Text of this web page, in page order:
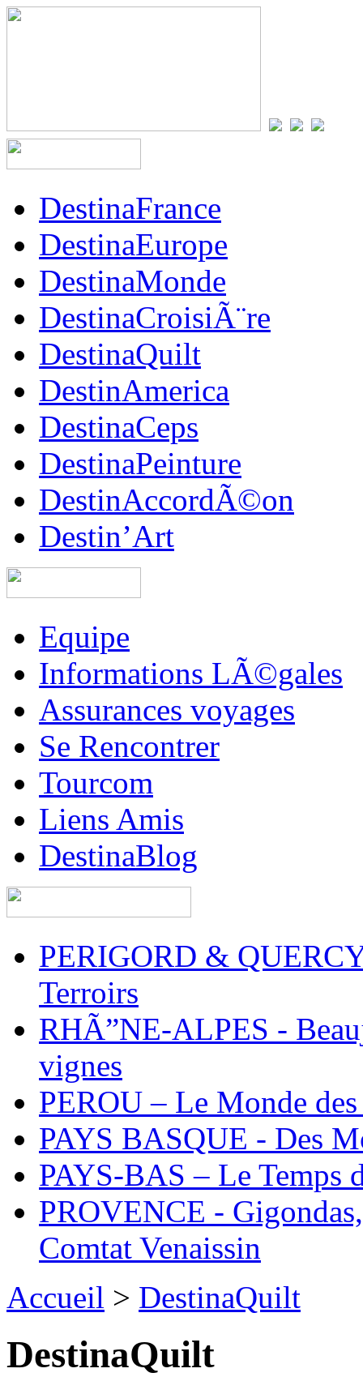
DestinaFrance
DestinaEurope
DestinaMonde
DestinaCroisiÃ¨re
DestinaQuilt
DestinAmerica
DestinaCeps
DestinaPeinture
DestinAccordÃ©on
Destin’Art
Equipe
Informations LÃ©gales
Assurances voyages
Se Rencontrer
Tourcom
Liens Amis
DestinaBlog
PERIGORD &
Terroirs
RHÃ”NE-ALPES -
vignes
PEROU – Le Monde
PAYS BASQUE - Des
PAYS-BAS – Le Temps
PROVENCE -
Comtat Venaissin
Accueil > DestinaQuilt
DestinaQuilt